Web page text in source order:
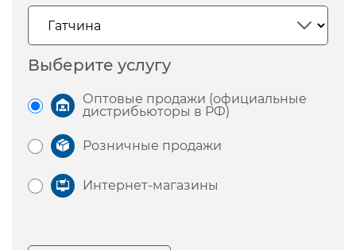
Выберите услугу
Оптовые продажи (официальные
дистрибьюторы в РФ)
Розничные продажи
Интернет-магазины